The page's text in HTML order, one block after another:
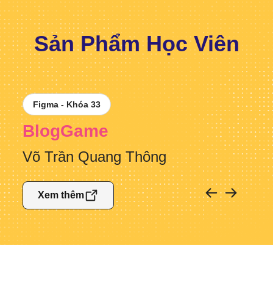
Sản Phẩm Học Viên
Figma - Khóa 33
BlogGame
Võ Trần Quang Thông
Xem thêm